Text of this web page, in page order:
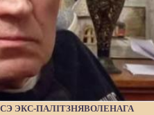
ЭКС-ПАЛІТЗНЯВОЛЕНАГА